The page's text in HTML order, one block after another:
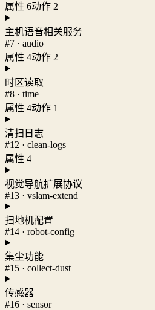
属性 6动作 2
主机语音相关服务
#7 · audio
属性 4动作 2
时区读取
#8 · time
属性 4动作 1
清扫日志
#12 · clean-logs
属性 4
视觉导航扩展协议
#13 · vslam-extend
扫地机配置
#14 · robot-config
集尘功能
#15 · collect-dust
传感器
#16 · sensor